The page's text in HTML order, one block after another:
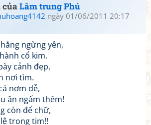
củaLâm trung Phú
ngày 01/06/2011 20:17
ngừng yên,
cổ kim.
cảnh đẹp,
nơi tìm.
nơm dễ,
ân ngấm thêm!
còn để chữ,
trong tim!!